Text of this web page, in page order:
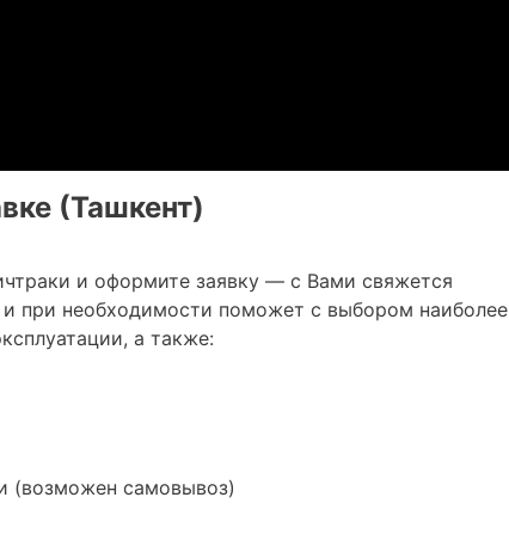
(Ташкент)
и оформите заявку — с Вами свяжется
при необходимости поможет с выбором наиболее
а также:
(возможен самовывоз)